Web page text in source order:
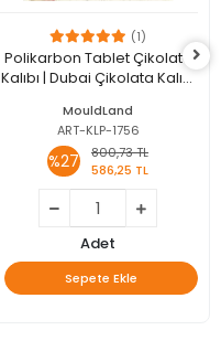
(1)
Polikarbon Tablet Çikolata
Kalıbı | Dubai Çikolata Kalıbı
MouldLand
ART-KLP-1756
%27
800,73 TL
586,25 TL
Adet
Sepete Ekle